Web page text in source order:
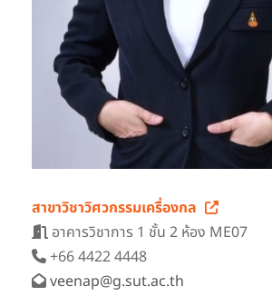
สาขาวิชาวิศวกรรมเครื่องกล
อาคารวิชาการ 1 ชั้น 2 ห้อง ME07
+66 4422 4448
veenap@g.sut.ac.th